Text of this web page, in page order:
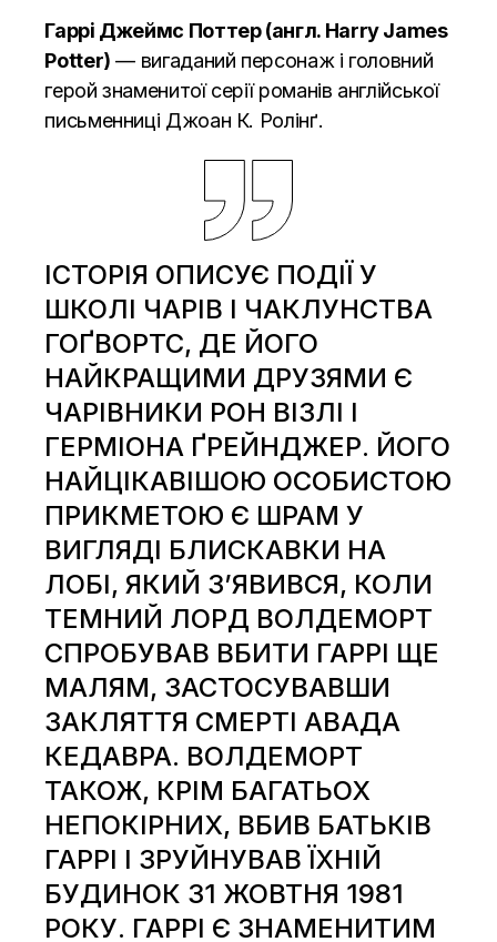
Гаррі Джеймс Поттер (англ. Harry James
Potter) — вигаданий персонаж і головний
герой знаменитої серії романів англійської
письменниці Джоан К. Ролінґ.
ІСТОРІЯ ОПИСУЄ ПОДІЇ У
ШКОЛІ ЧАРІВ І ЧАКЛУНСТВА
ГОҐВОРТС, ДЕ ЙОГО
НАЙКРАЩИМИ ДРУЗЯМИ Є
ЧАРІВНИКИ РОН ВІЗЛІ І
ГЕРМІОНА ҐРЕЙНДЖЕР. ЙОГО
НАЙЦІКАВІШОЮ ОСОБИСТОЮ
ПРИКМЕТОЮ Є ШРАМ У
ВИГЛЯДІ БЛИСКАВКИ НА
ЛОБІ, ЯКИЙ З’ЯВИВСЯ, КОЛИ
ТЕМНИЙ ЛОРД ВОЛДЕМОРТ
СПРОБУВАВ ВБИТИ ГАРРІ ЩЕ
МАЛЯМ, ЗАСТОСУВАВШИ
ЗАКЛЯТТЯ СМЕРТІ АВАДА
КЕДАВРА. ВОЛДЕМОРТ
ТАКОЖ, КРІМ БАГАТЬОХ
НЕПОКІРНИХ, ВБИВ БАТЬКІВ
ГАРРІ І ЗРУЙНУВАВ ЇХНІЙ
БУДИНОК 31 ЖОВТНЯ 1981
РОКУ. ГАРРІ Є ЗНАМЕНИТИМ